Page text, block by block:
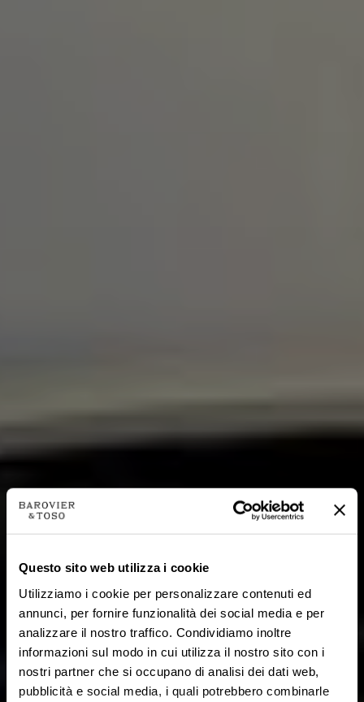
Questo sito web utilizza i cookie
Utilizziamo i cookie per personalizzare contenuti ed
annunci, per fornire funzionalità dei social media e per
analizzare il nostro traffico. Condividiamo inoltre
informazioni sul modo in cui utilizza il nostro sito con i
nostri partner che si occupano di analisi dei dati web,
pubblicità e social media, i quali potrebbero combinarle